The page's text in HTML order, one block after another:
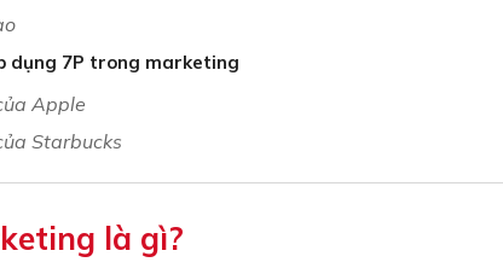
dụng 7P trong marketing
Apple
Starbucks
là gì?